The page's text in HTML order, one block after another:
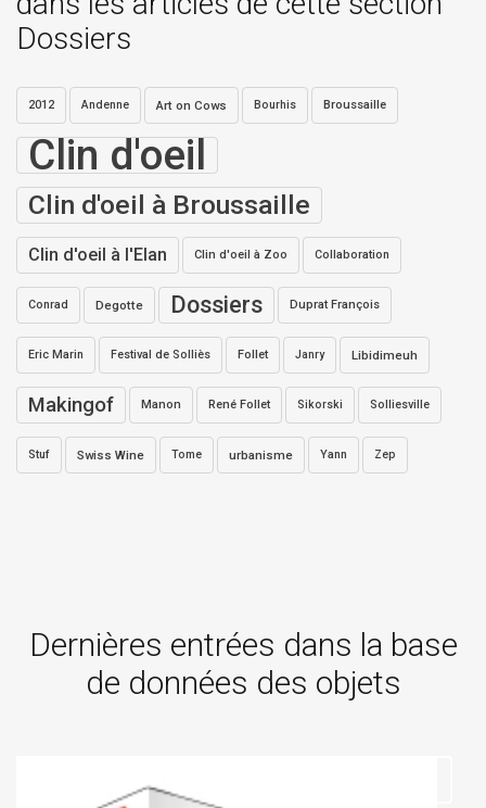
Dossiers
2012 Andenne Art on Cows Bourhis Broussaille
Clin d'oeil
Clin d'oeil à Broussaille
Clin d'oeil à l'Elan Clin d'oeil à Zoo Collaboration
Conrad Degotte Dossiers Duprat François
Eric Marin Festival de Solliès Follet Janry Libidimeuh
Makingof Manon René Follet Sikorski Solliesville
Stuf Swiss Wine Tome urbanisme Yann Zep
Dernières entrées dans la base
de données des objets